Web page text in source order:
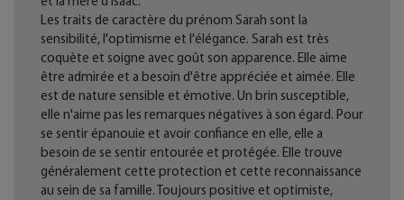
Les traits de caractère du prénom Sarah sont la
sensibilité, l'optimisme et l'élégance. Sarah est très
coquète et soigne avec goût son apparence. Elle aime
être admirée et a besoin d'être appréciée et aimée. Elle
est de nature sensible et émotive. Un brin susceptible,
elle n'aime pas les remarques négatives à son égard. Pour
se sentir épanouie et avoir confiance en elle, elle a
besoin de se sentir entourée et protégée. Elle trouve
généralement cette protection et cette reconnaissance
au sein de sa famille. Toujours positive et optimiste,